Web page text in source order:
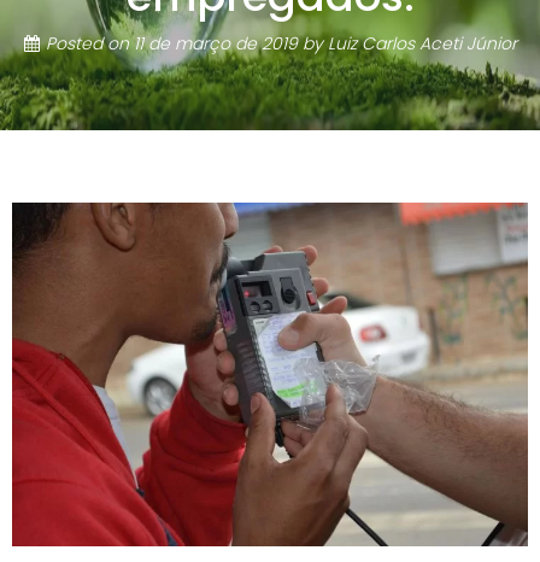
Posted on11 de março de 2019by Luiz Carlos Aceti Júnior